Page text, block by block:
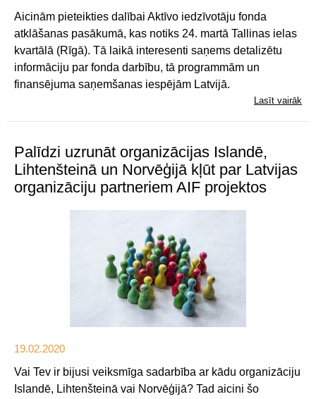
Aicinām pieteikties dalībai Aktīvo iedzīvotāju fonda
atklāšanas pasākumā, kas notiks 24. martā Tallinas ielas
kvartālā (Rīgā). Tā laikā interesenti saņems detalizētu
informāciju par fonda darbību, tā programmām un
finansējuma saņemšanas iespējām Latvijā.
Lasīt vairāk
Palīdzi uzrunāt organizācijas Islandē,
Lihtenšteinā un Norvēģijā kļūt par Latvijas
organizāciju partneriem AIF projektos
19.02.2020
Vai Tev ir bijusi veiksmīga sadarbība ar kādu organizāciju
Islandē, Lihtenšteinā vai Norvēģijā? Tad aicini šo